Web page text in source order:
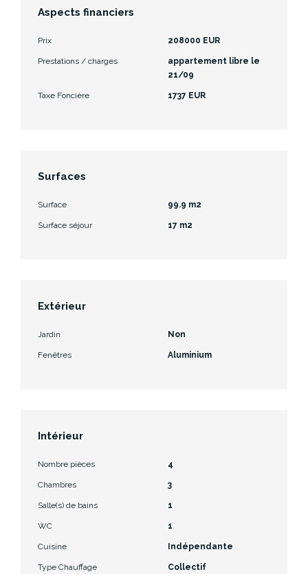
Aspects financiers
Prix 208000 EUR
Prestations / charges
appartement libre le
21/09
Taxe Foncière 1737 EUR
Surfaces
Surface 99.9 m2
Surface séjour 17 m2
Extérieur
Jardin Non
Fenêtres Aluminium
Intérieur
Nombre pièces 4
Chambres 3
Salle(s) de bains 1
WC 1
Cuisine Indépendante
Type Chauffage Collectif